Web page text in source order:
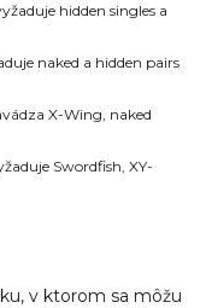
hidden singles a
naked a hidden pairs
X-Wing, naked
Swordfish, XY-
v ktorom sa môžu